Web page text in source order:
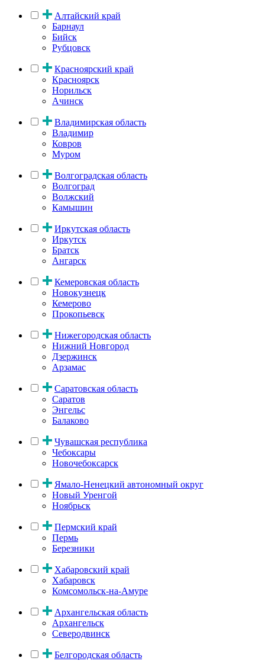
Алтайский край
Барнаул
Бийск
Рубцовск
Красноярский край
Красноярск
Норильск
Ачинск
Владимирская область
Владимир
Ковров
Муром
Волгоградская область
Волгоград
Волжский
Камышин
Иркутская область
Иркутск
Братск
Ангарск
Кемеровская область
Новокузнецк
Кемерово
Прокопьевск
Нижегородская область
Нижний Новгород
Дзержинск
Арзамас
Саратовская область
Саратов
Энгельс
Балаково
Чувашская республика
Чебоксары
Новочебоксарск
Ямало-Ненецкий автономный округ
Новый Уренгой
Ноябрьск
Пермский край
Пермь
Березники
Хабаровский край
Хабаровск
Комсомольск-на-Амуре
Архангельская область
Архангельск
Северодвинск
Белгородская область